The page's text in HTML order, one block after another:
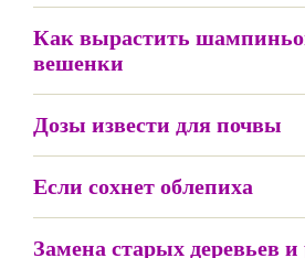
Как вырастить
вешенки
Дозы извести для почвы
Если сохнет облепиха
Замена старых деревьев и